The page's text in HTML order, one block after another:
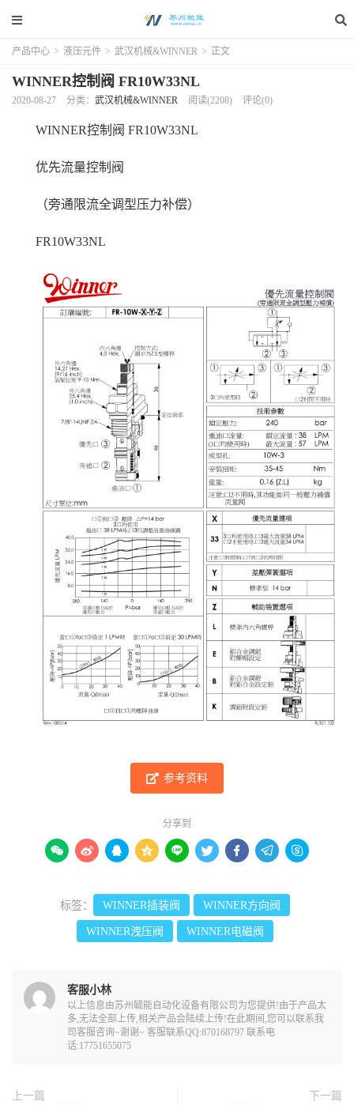
产品中心 > 液压元件 > 武汉机械&WINNER > 正文
WINNER控制阀 FR10W33NL
2020-08-27 分类： 武汉机械&WINNER 阅读(2208) 评论(0)
WINNER控制阀 FR10W33NL
优先流量控制阀
（旁通限流全调型压力补偿）
FR10W33NL
参考资料
分享到
        
标签： WINNER插装阀 WINNER方向阀
WINNER洩压阀 WINNER电磁阀
客服小林
以上信息由苏州毓能自动化设备有限公司为您提供!由于产品太
多,无法全部上传,相关产品会陆续上传!在此期间,您可以联系我
司客服咨询~谢谢~ 客服联系QQ:870168797 联系电
话:17751655075
上一篇
下一篇